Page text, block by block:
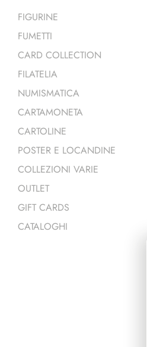
FIGURINE
FUMETTI
CARD COLLECTION
FILATELIA
NUMISMATICA
CARTAMONETA
CARTOLINE
POSTER E LOCANDINE
COLLEZIONI VARIE
OUTLET
GIFT CARDS
CATALOGHI